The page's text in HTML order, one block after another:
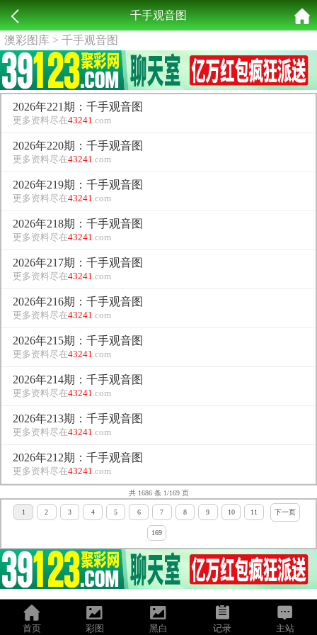
首页 彩图 黑白 记录 主站
千手观音图
澳彩图库 > 千手观音图
2026年221期：千手观音图
更多资料尽在43241.com
2026年220期：千手观音图
更多资料尽在43241.com
2026年219期：千手观音图
更多资料尽在43241.com
2026年218期：千手观音图
更多资料尽在43241.com
2026年217期：千手观音图
更多资料尽在43241.com
2026年216期：千手观音图
更多资料尽在43241.com
2026年215期：千手观音图
更多资料尽在43241.com
2026年214期：千手观音图
更多资料尽在43241.com
2026年213期：千手观音图
更多资料尽在43241.com
2026年212期：千手观音图
更多资料尽在43241.com
共 1686 条 1/169 页
1 2 3 4 5 6 7 8 9 10 11 下一页
169